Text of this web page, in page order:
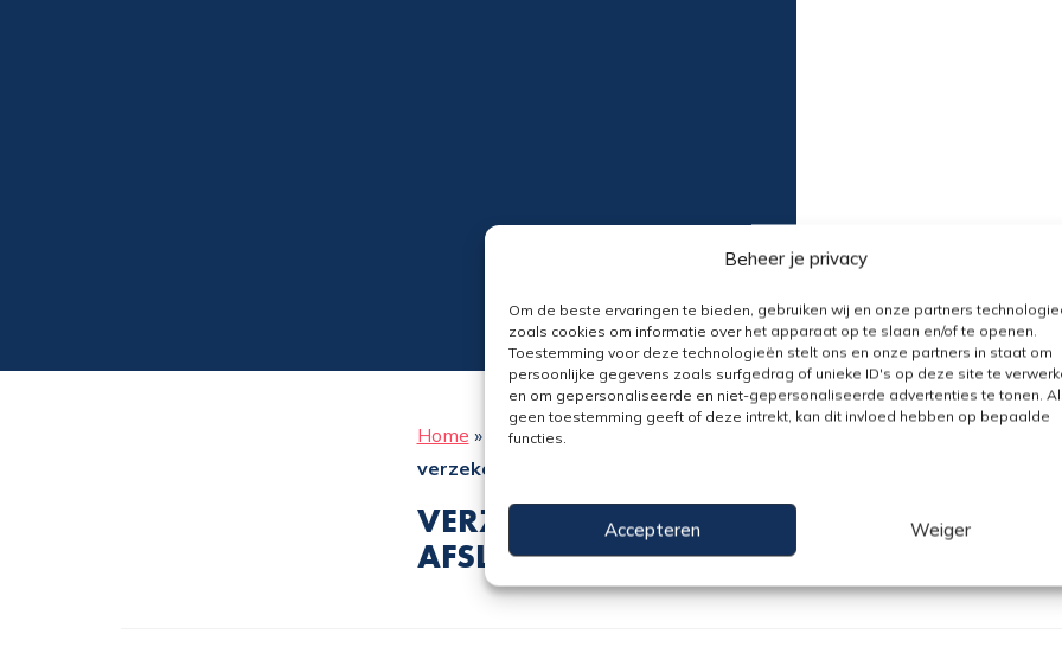
Beheer je privacy
Om de beste ervaringen te bieden, gebruiken wij en onze partners
zoals cookies om informatie over het apparaat op te slaan en/of te openen.
Toestemming voor deze technologieën stelt ons en onze partners in staat om
persoonlijke gegevens zoals surfgedrag of unieke ID's op deze site te
en om gepersonaliseerde en niet-gepersonaliseerde advertenties te tonen.
geen toestemming geeft of deze intrekt, kan dit invloed hebben op bepaalde
functies.
Accepteren Weiger
Home » FAQs»Verz – Kan ik advies krijgen over het afsluiten van
verzekering?
VERZ – KAN IK ADVIES KRIJGEN OVER
AFSLUITEN VAN EEN NIEUWE